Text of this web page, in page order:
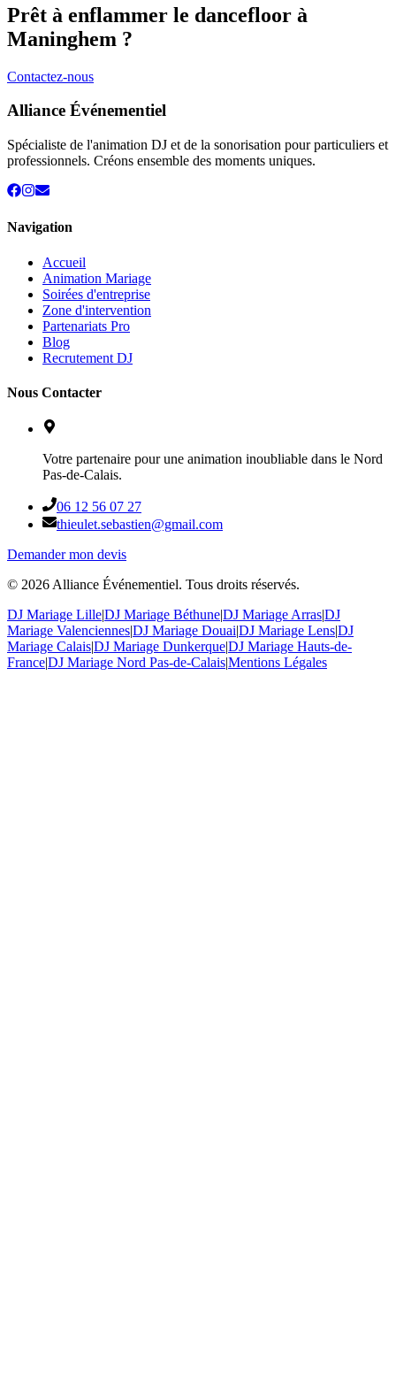
Prêt à enflammer le dancefloor à
Maninghem ?
Contactez-nous
Alliance Événementiel
Spécialiste de l'animation DJ et de la sonorisation pour particuliers et
professionnels. Créons ensemble des moments uniques.
Navigation
Accueil
Animation Mariage
Soirées d'entreprise
Zone d'intervention
Partenariats Pro
Blog
Recrutement DJ
Nous Contacter
Votre partenaire pour une animation inoubliable dans le Nord
Pas-de-Calais.
06 12 56 07 27
thieulet.sebastien@gmail.com
Demander mon devis
© 2026 Alliance Événementiel. Tous droits réservés.
DJ Mariage Lille|DJ Mariage Béthune|DJ Mariage Arras|DJ
Mariage Valenciennes|DJ Mariage Douai|DJ Mariage Lens|DJ
Mariage Calais|DJ Mariage Dunkerque|DJ Mariage Hauts-de-
France|DJ Mariage Nord Pas-de-Calais|Mentions Légales